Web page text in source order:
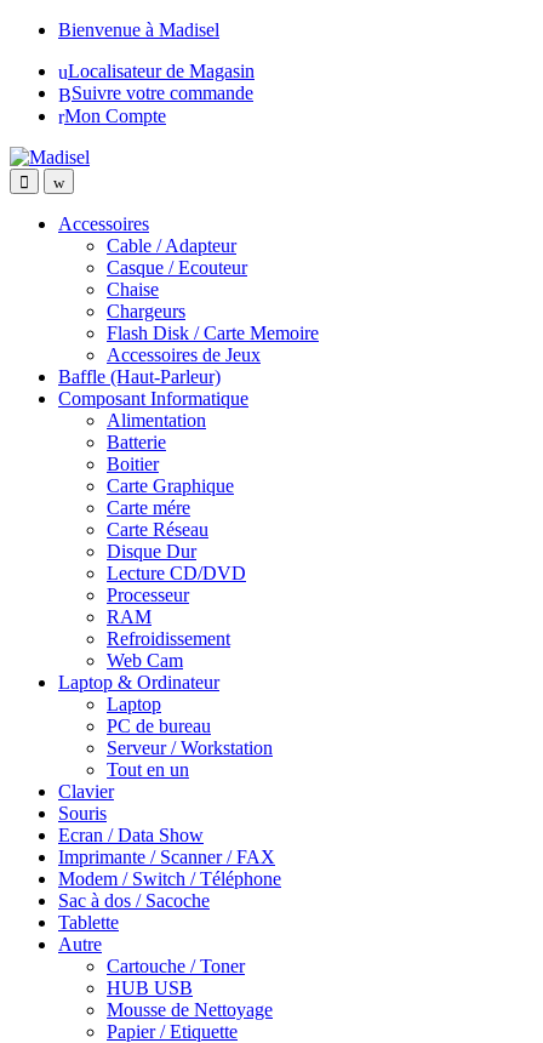
Skip
navigation
Skip
content
Bienvenue à Madisel
Localisateur de Magasin
Suivre votre commande
Mon Compte
Accessoires
Cable / Adapteur
Casque / Ecouteur
Chaise
Chargeurs
Flash Disk / Carte Memoire
Accessoires de Jeux
Baffle (Haut-Parleur)
Composant Informatique
Alimentation
Batterie
Boitier
Carte Graphique
Carte mére
Carte Réseau
Disque Dur
Lecture CD/DVD
Processeur
RAM
Refroidissement
Web Cam
Laptop & Ordinateur
Laptop
PC de bureau
Serveur / Workstation
Tout en un
Clavier
Souris
Ecran / Data Show
Imprimante / Scanner / FAX
Modem / Switch / Téléphone
Sac à dos / Sacoche
Tablette
Autre
Cartouche / Toner
HUB USB
Mousse de Nettoyage
Papier / Etiquette